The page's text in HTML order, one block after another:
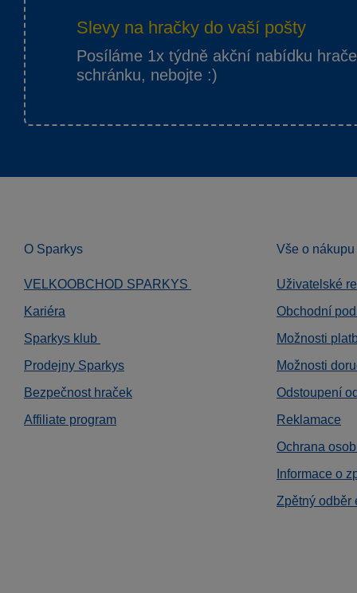
Slevy na hračky do vaší pošty
Posíláme 1x týdně akční nabídku
schránku, nebojte :)
O Sparkys
VELKOOBCHOD SPARKYS
Kariéra
Sparkys klub
Prodejny Sparkys
Bezpečnost hraček
Affiliate program
Vše o nákupu
Uživatelské
Obchodní
Možnosti
Možnosti
Odstoupení
Reklamace
Ochrana
Informace o
Zpětný odběr